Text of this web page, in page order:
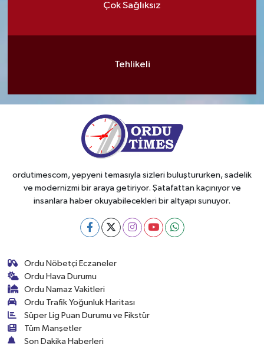
Çok Sağlıksız
Tehlikeli
ordutimescom, yepyeni temasıyla sizleri buluştururken, sadelik
ve modernizmi bir araya getiriyor. Şatafattan kaçınıyor ve
insanlara haber okuyabilecekleri bir altyapı sunuyor.
Ordu Nöbetçi Eczaneler
Ordu Hava Durumu
Ordu Namaz Vakitleri
Ordu Trafik Yoğunluk Haritası
Süper Lig Puan Durumu ve Fikstür
Tüm Manşetler
Son Dakika Haberleri